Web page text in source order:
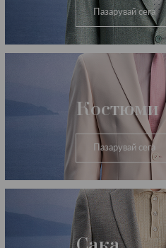
Пазарувай сега
Костюми
Пазарувай сега